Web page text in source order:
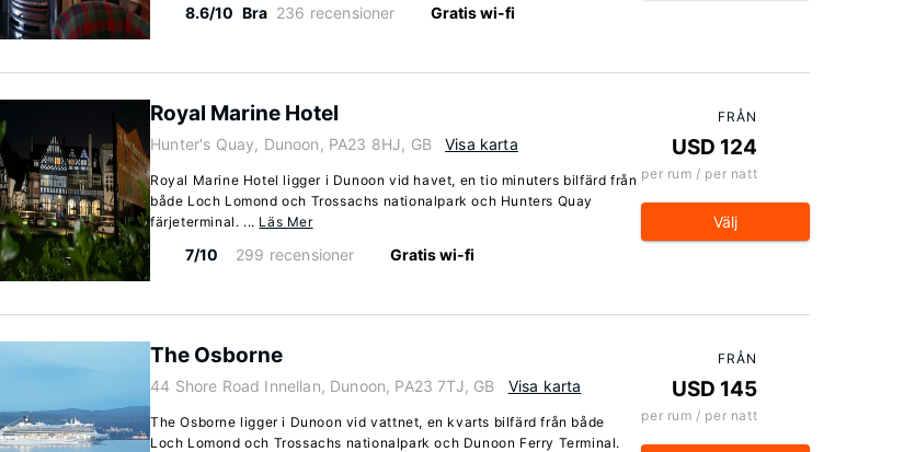
8.6/10 Bra 236 recensioner Gratis wi-fi
Royal Marine Hotel
Hunter's Quay, Dunoon, PA23 8HJ, GB Visa karta
Royal Marine Hotel ligger i Dunoon vid havet, en tio minuters bilfärd från
både Loch Lomond och Trossachs nationalpark och Hunters Quay
färjeterminal. ... Läs Mer
7/10 299 recensioner Gratis wi-fi
FRÅN
USD 124
per rum / per natt
Välj
The Osborne
44 Shore Road Innellan, Dunoon, PA23 7TJ, GB Visa karta
The Osborne ligger i Dunoon vid vattnet, en kvarts bilfärd från både
Loch Lomond och Trossachs nationalpark och Dunoon Ferry Terminal.
FRÅN
USD 145
per rum / per natt